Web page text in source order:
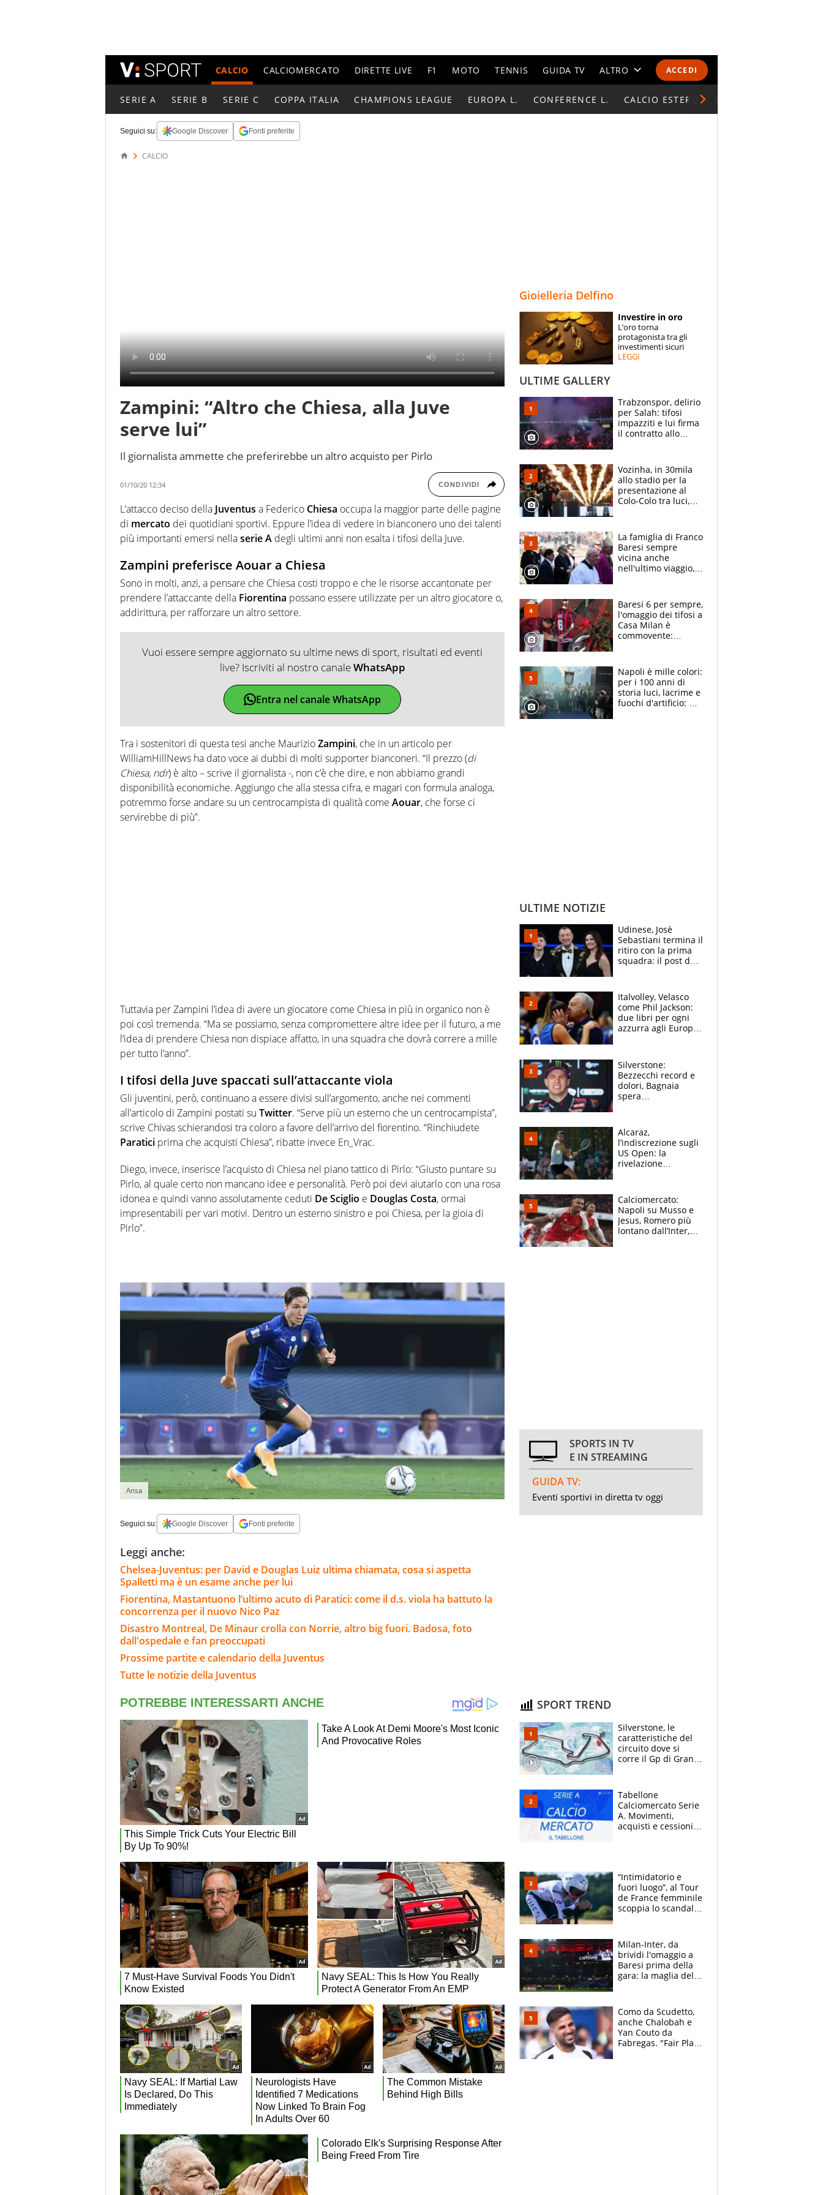
ACCEDI
CALCIO CALCIOMERCATO DIRETTE LIVE F1 MOTO TENNIS GUIDA TV ALTRO
CALENDARI E CLASSIFICHE
ESPERTI
CONTATTI
SERIE A SERIE B SERIE C COPPA ITALIA CHAMPIONS LEAGUE EUROPA L. CONFERENCE L. CALCIO ESTERO
Seguici su: Google Discover Fonti preferite
CALCIO
Zampini: “Altro che Chiesa, alla Juve
serve lui”
Il giornalista ammette che preferirebbe un altro acquisto per Pirlo
01/10/20 12:34 CONDIVIDI
L’attacco deciso della Juventus a Federico Chiesa occupa la maggior parte delle pagine
di mercato dei quotidiani sportivi. Eppure l’idea di vedere in bianconero uno dei talenti
più importanti emersi nellaserie A degli ultimi anni non esalta i tifosi della Juve.
Zampini preferisce Aouar a Chiesa
Sono in molti, anzi, a pensare che Chiesa costi troppo e che le risorse accantonate per
prendere l’attaccante della Fiorentina possano essere utilizzate per un altro giocatore o,
addirittura, per rafforzare un altro settore.
Vuoi essere sempre aggiornato su ultime news di sport, risultati ed eventi
live? Iscriviti al nostro canaleWhatsApp
Entra nel canale WhatsApp
Tra i sostenitori di questa tesi anche MaurizioZampini, che in un articolo per
WilliamHillNews ha dato voce ai dubbi di molti supporter bianconeri. “Il prezzo (di
Chiesa, ndr) è alto – scrive il giornalista -, non c’è che dire, e non abbiamo grandi
disponibilità economiche. Aggiungo che alla stessa cifra, e magari con formula analoga,
potremmo forse andare su un centrocampista di qualità come Aouar, che forse ci
servirebbe di più”.
Tuttavia per Zampini l’idea di avere un giocatore come Chiesa in più in organico non è
poi così tremenda. “Ma se possiamo, senza compromettere altre idee per il futuro, a me
l’idea di prendere Chiesa non dispiace affatto, in una squadra che dovrà correre a mille
per tutto l’anno”.
I tifosi della Juve spaccati sull’attaccante viola
Gli juventini, però, continuano a essere divisi sull’argomento, anche nei commenti
all’articolo di Zampini postati su Twitter. “Serve più un esterno che un centrocampista”,
scrive Chivas schierandosi tra coloro a favore dell’arrivo del fiorentino. “Rinchiudete
Paratici prima che acquisti Chiesa”, ribatte invece En_Vrac.
Diego, invece, inserisce l’acquisto di Chiesa nel piano tattico di Pirlo: “Giusto puntare su
Pirlo, al quale certo non mancano idee e personalità. Però poi devi aiutarlo con una rosa
idonea e quindi vanno assolutamente ceduti De Sciglio e Douglas Costa, ormai
impresentabili per vari motivi. Dentro un esterno sinistro e poi Chiesa, per la gioia di
Pirlo”.
Ansa
Seguici su: Google Discover Fonti preferite
Leggi anche:
Chelsea-Juventus: per David e Douglas Luiz ultima chiamata, cosa si aspetta
Spalletti ma è un esame anche per lui
Fiorentina, Mastantuono l’ultimo acuto di Paratici: come il d.s. viola ha battuto la
concorrenza per il nuovo Nico Paz
Disastro Montreal, De Minaur crolla con Norrie, altro big fuori. Badosa, foto
dall'ospedale e fan preoccupati
Prossime partite e calendario della Juventus
Tutte le notizie della Juventus
Gioielleria Delfino
Investire in oro
L’oro torna
protagonista tra gli
investimenti sicuri
LEGGI
ULTIME GALLERY
Trabzonspor, delirio
per Salah: tifosi
impazziti e lui firma
il contratto allo
Vozinha, in 30mila
allo stadio per la
presentazione al
Colo-Colo tra luci,
La famiglia di Franco
Baresi sempre
vicina anche
nell'ultimo viaggio,
circondati
dall'affetto dei tifosi
Baresi 6 per sempre,
l'omaggio dei tifosi a
Casa Milan è
commovente:
bigliettini
Napoli è mille colori:
per i 100 anni di
storia luci, lacrime e
fuochi d'artificio: De
ULTIME NOTIZIE
Udinese, Josè
Sebastiani termina il
ritiro con la prima
squadra: il post del
sfondo
Italvolley, Velasco
come Phil Jackson:
due libri per ogni
azzurra agli Europei.
Silverstone:
Bezzecchi record e
dolori, Bagnaia
spera
e vota Aprilia
Alcaraz,
l’indiscrezione sugli
US Open: la
rivelazione
B. Rune verso la
rinuncia
Calciomercato:
Napoli su Musso e
Jesus, Romero più
lontano dall’Inter,
SPORTS IN TV
E IN STREAMING
GUIDA TV:
Eventi sportivi in diretta tv oggi
SPORT TREND
Silverstone, le
caratteristiche del
circuito dove si
corre il Gp di Gran
Tabellone
Calciomercato Serie
A. Movimenti,
acquisti e cessioni:
“Intimidatorio e
fuori luogo”, al Tour
de France femminile
scoppia lo scandalo:
atlete
Milan-Inter, da
brividi l'omaggio a
Baresi prima della
gara: la maglia del
Como da Scudetto,
anche Chalobah e
Yan Couto da
Fabregas. "Fair Play